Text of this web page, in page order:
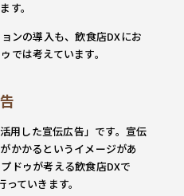
す。
ンの導入も、飲食店DXにお
では考えています。
用した宣伝広告」です。宣伝
かかるというイメージがあ
ドゥが考える飲食店DXで
ていきます。